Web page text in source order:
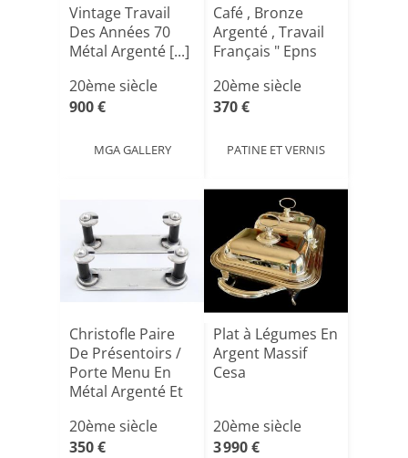
Vintage Travail
Des Années 70
Métal Argenté [...]
20ème siècle
900 €
MGA GALLERY
Café , Bronze
Argenté , Travail
Français " Epns
20ème siècle
370 €
PATINE ET VERNIS
Christofle Paire
De Présentoirs /
Porte Menu En
Métal Argenté Et
20ème siècle
350 €
Plat à Légumes En
Argent Massif
Cesa
20ème siècle
3 990 €